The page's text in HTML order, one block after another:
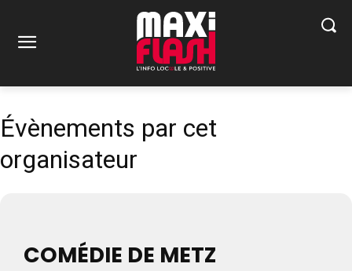
Évènements par cet
organisateur
COMÉDIE DE METZ